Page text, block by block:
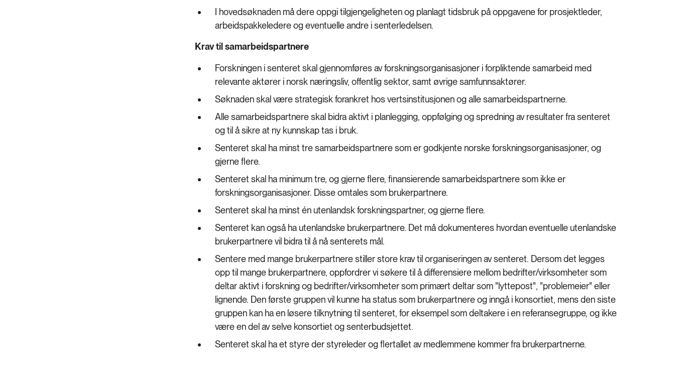
I hovedsøknaden må dere oppgi tilgjengeligheten og planlagt tidsbruk på oppgavene for prosjektleder,
arbeidspakkeledere og eventuelle andre i senterledelsen.
Krav til samarbeidspartnere
Forskningen i senteret skal gjennomføres av forskningsorganisasjoner i forpliktende samarbeid med
relevante aktører i norsk næringsliv, offentlig sektor, samt øvrige samfunnsaktører.
Søknaden skal være strategisk forankret hos vertsinstitusjonen og alle samarbeidspartnerne.
Alle samarbeidspartnere skal bidra aktivt i planlegging, oppfølging og spredning av resultater fra senteret
og til å sikre at ny kunnskap tas i bruk.
Senteret skal ha minst tre samarbeidspartnere som er godkjente norske forskningsorganisasjoner, og
gjerne flere.
Senteret skal ha minimum tre, og gjerne flere, finansierende samarbeidspartnere som ikke er
forskningsorganisasjoner. Disse omtales som brukerpartnere.
Senteret skal ha minst én utenlandsk forskningspartner, og gjerne flere.
Senteret kan også ha utenlandske brukerpartnere. Det må dokumenteres hvordan eventuelle utenlandske
brukerpartnere vil bidra til å nå senterets mål.
Sentere med mange brukerpartnere stiller store krav til organiseringen av senteret. Dersom det legges
opp til mange brukerpartnere, oppfordrer vi søkere til å differensiere mellom bedrifter/virksomheter som
deltar aktivt i forskning og bedrifter/virksomheter som primært deltar som "lyttepost", "problemeier" eller
lignende. Den første gruppen vil kunne ha status som brukerpartnere og inngå i konsortiet, mens den siste
gruppen kan ha en løsere tilknytning til senteret, for eksempel som deltakere i en referansegruppe, og ikke
være en del av selve konsortiet og senterbudsjettet.
Senteret skal ha et styre der styreleder og flertallet av medlemmene kommer fra brukerpartnerne.